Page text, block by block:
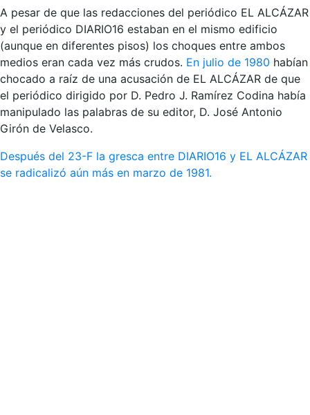
A pesar de que las redacciones del periódico EL ALCÁZAR
y el periódico DIARIO16 estaban en el mismo edificio
(aunque en diferentes pisos) los choques entre ambos
medios eran cada vez más crudos. En julio de 1980 habían
chocado a raíz de una acusación de EL ALCÁZAR de que
el periódico dirigido por D. Pedro J. Ramírez Codina había
manipulado las palabras de su editor, D. José Antonio
Girón de Velasco.
Después del 23-F la gresca entre DIARIO16 y EL ALCÁZAR
se radicalizó aún más en marzo de 1981.